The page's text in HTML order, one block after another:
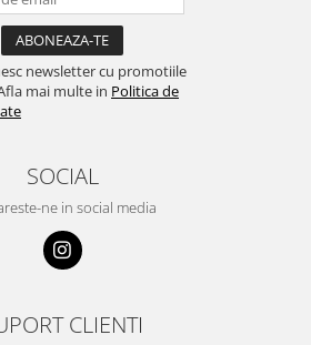
newsletter cu promotiile
mai multe in Politica de
SOCIAL
ne in social media
CLIENTI